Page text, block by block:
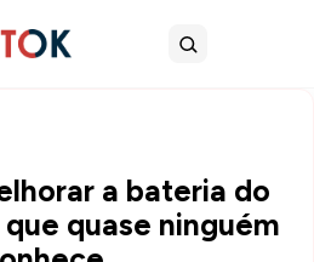
Buscar
a bateria do
quase ninguém